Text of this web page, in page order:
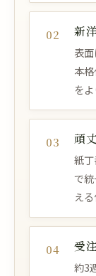
02 新
表
本
を
03 頑
紙
で
える
04 受
約3